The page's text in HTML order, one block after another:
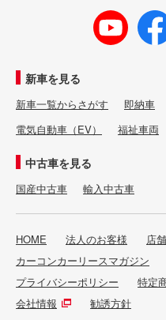
新車を見る
新車一覧からさがす 即納車
電気自動車（EV）
福祉車両
中古車を見る
国産中古車 輸入中古車
HOME 法人のお客様 店
カーコンカーリースマガジン
プライバシーポリシー
特定
会社情報
勧誘方針